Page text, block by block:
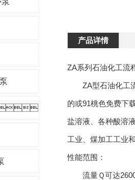
、YHF型液下泵
产品详情
ZA系列石油化工流程
ZA型石油化工流程
的或91桃色免费下载
盐溶液、各种酸溶
工业、煤加工工业
性能范围：
流量Ｑ可达